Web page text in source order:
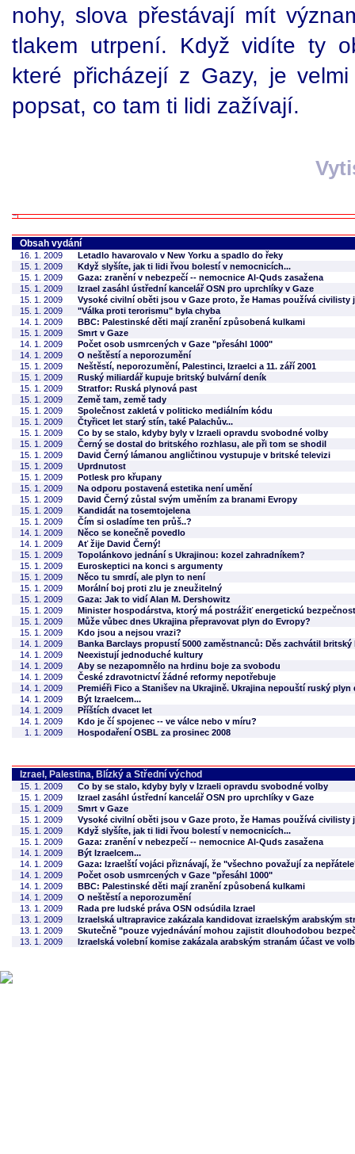
nohy, slova přestávají mít
tlakem utrpení. Když vidíte ty
které přicházejí z Gazy, je
popsat, co tam ti lidi zažívají.
Obsah vydání
16. 1. 2009
Letadlo havarovalo v New Yorku a spadlo do řeky
15. 1. 2009
Když slyšíte, jak ti lidi řvou bolestí v nemocnicích...
15. 1. 2009
Gaza: zranění v nebezpečí -- nemocnice Al-Quds zasažena
15. 1. 2009
Izrael zasáhl ústřední kancelář OSN pro uprchlíky v Gaze
15. 1. 2009
Vysoké civilní oběti jsou v Gaze proto, že Hamas používá civilisty
15. 1. 2009
"Válka proti terorismu" byla chyba
14. 1. 2009
BBC: Palestinské děti mají zranění způsobená kulkami
15. 1. 2009
Smrt v Gaze
14. 1. 2009
Počet osob usmrcených v Gaze "přesáhl 1000"
14. 1. 2009
O neštěstí a neporozumění
15. 1. 2009
Neštěstí, neporozumění, Palestinci, Izraelci a 11. září 2001
15. 1. 2009
Ruský miliardář kupuje britský bulvární deník
15. 1. 2009
Stratfor: Ruská plynová past
15. 1. 2009
Země tam, země tady
15. 1. 2009
Společnost zakletá v politicko mediálním kódu
15. 1. 2009
Čtyřicet let starý stín, také Palachův...
15. 1. 2009
Co by se stalo, kdyby byly v Izraeli opravdu svobodné volby
15. 1. 2009
Černý se dostal do britského rozhlasu, ale při tom se shodil
15. 1. 2009
David Černý lámanou angličtinou vystupuje v britské televizi
15. 1. 2009
Uprdnutost
15. 1. 2009
Potlesk pro křupany
15. 1. 2009
Na odporu postavená estetika není umění
15. 1. 2009
David Černý zůstal svým uměním za branami Evropy
15. 1. 2009
Kandidát na tosemtojelena
15. 1. 2009
Čím si osladíme ten průš..?
14. 1. 2009
Něco se konečně povedlo
14. 1. 2009
Ať žije David Černý!
15. 1. 2009
Topolánkovo jednání s Ukrajinou: kozel zahradníkem?
15. 1. 2009
Euroskeptici na konci s argumenty
15. 1. 2009
Něco tu smrdí, ale plyn to není
15. 1. 2009
Morální boj proti zlu je zneužitelný
15. 1. 2009
Gaza: Jak to vidí Alan M. Dershowitz
15. 1. 2009
Minister hospodárstva, ktorý má postrážiť energetickú
15. 1. 2009
Může vůbec dnes Ukrajina přepravovat plyn do Evropy?
15. 1. 2009
Kdo jsou a nejsou vrazi?
14. 1. 2009
Banka Barclays propustí 5000 zaměstnanců: Děs zachvátil
14. 1. 2009
Neexistují jednoduché kultury
14. 1. 2009
Aby se nezapomnělo na hrdinu boje za svobodu
14. 1. 2009
České zdravotnictví žádné reformy nepotřebuje
14. 1. 2009
Premiéři Fico a Stanišev na Ukrajině. Ukrajina nepouští ruský plyn
14. 1. 2009
Být Izraelcem...
14. 1. 2009
Příštích dvacet let
14. 1. 2009
Kdo je čí spojenec -- ve válce nebo v míru?
1. 1. 2009
Hospodaření OSBL za prosinec 2008
Izrael, Palestina, Blízký a Střední východ
15. 1. 2009
Co by se stalo, kdyby byly v Izraeli opravdu svobodné volby
15. 1. 2009
Izrael zasáhl ústřední kancelář OSN pro uprchlíky v Gaze
15. 1. 2009
Smrt v Gaze
15. 1. 2009
Vysoké civilní oběti jsou v Gaze proto, že Hamas používá civilisty
15. 1. 2009
Když slyšíte, jak ti lidi řvou bolestí v nemocnicích...
15. 1. 2009
Gaza: zranění v nebezpečí -- nemocnice Al-Quds zasažena
14. 1. 2009
Být Izraelcem...
14. 1. 2009
Gaza: Izraelští vojáci přiznávají, že "všechno považují za
14. 1. 2009
Počet osob usmrcených v Gaze "přesáhl 1000"
14. 1. 2009
BBC: Palestinské děti mají zranění způsobená kulkami
14. 1. 2009
O neštěstí a neporozumění
13. 1. 2009
Rada pre ludské práva OSN odsúdila Izrael
13. 1. 2009
Izraelská ultrapravice zakázala kandidovat izraelským arabským
13. 1. 2009
Skutečně "pouze vyjednávání mohou zajistit dlouhodobou
13. 1. 2009
Izraelská volební komise zakázala arabským stranám účast ve